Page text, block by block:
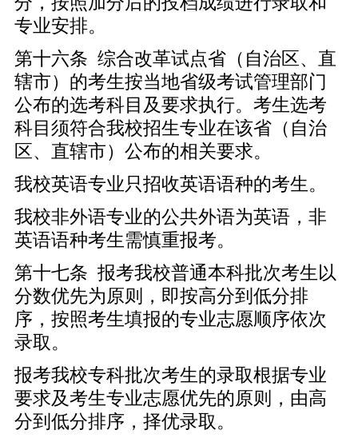
专业安排。
第十六条 综合改革试点省（自治区、直
辖市）的考生按当地省级考试管理部门
公布的选考科目及要求执行。考生选考
科目须符合我校招生专业在该省（自治
区、直辖市）公布的相关要求。
我校英语专业只招收英语语种的考生。
我校非外语专业的公共外语为英语，非
英语语种考生需慎重报考。
第十七条 报考我校普通本科批次考生以
分数优先为原则，即按高分到低分排
序，按照考生填报的专业志愿顺序依次
录取。
报考我校专科批次考生的录取根据专业
要求及考生专业志愿优先的原则，由高
分到低分排序，择优录取。